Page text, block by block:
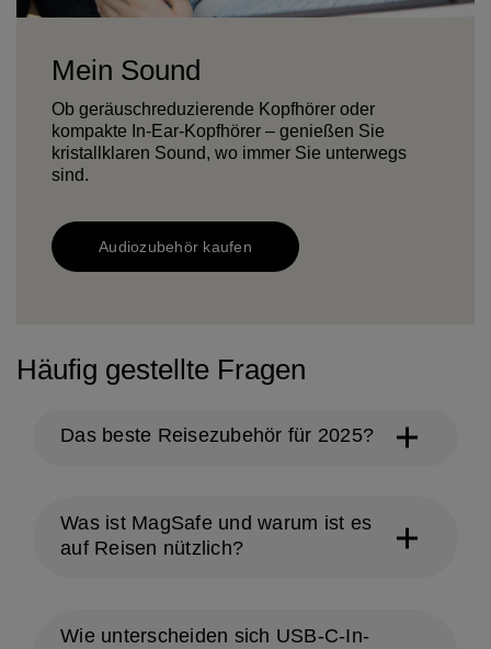
Mein Sound
Ob geräuschreduzierende Kopfhörer oder
kompakte In-Ear-Kopfhörer – genießen Sie
kristallklaren Sound, wo immer Sie unterwegs
sind.
Audiozubehör kaufen
Häufig gestellte Fragen
Das beste Reisezubehör für 2025?
Was ist MagSafe und warum ist es
auf Reisen nützlich?
Wie unterscheiden sich USB-C-In-